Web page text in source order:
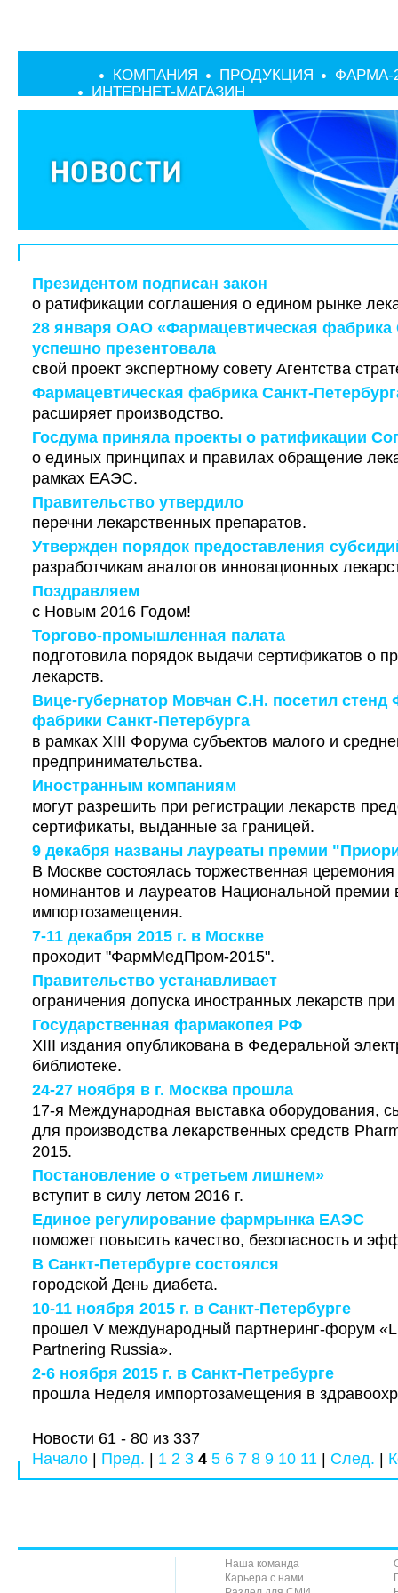
КОМПАНИЯ ПРОДУКЦИЯ
ФАРМА-
ИНТЕРНЕТ-МАГАЗИН
Президентом подписан закон
о ратификации соглашения о едином рынке
28 января ОАО «Фармацевтическая фабрика
успешно презентовала
свой проект экспертному совету Агентства
Фармацевтическая фабрика Санкт-
расширяет производство.
Госдума приняла проекты о ратификации
о единых принципах и правилах обращение
рамках ЕАЭС.
Правительство утвердило
перечни лекарственных препаратов.
Утвержден порядок предоставления
разработчикам аналогов инновационных
Поздравляем
с Новым 2016 Годом!
Торгово-промышленная палата
подготовила порядок выдачи сертификатов о
лекарств.
Вице-губернатор Мовчан С.Н. посетил стенд
фабрики Санкт-Петербурга
в рамках XIII Форума субъектов малого и
предпринимательства.
Иностранным компаниям
могут разрешить при регистрации лекарств
сертификаты, выданные за границей.
9 декабря названы лауреаты премии
В Москве состоялась торжественная
номинантов и лауреатов Национальной премии
импортозамещения.
7-11 декабря 2015 г. в Москве
проходит "ФармМедПром-2015".
Правительство устанавливает
ограничения допуска иностранных лекарств при
Государственная фармакопея РФ
XIII издания опубликована в Федеральной
библиотеке.
24-27 ноября в г. Москва прошла
17-я Международная выставка оборудования,
для производства лекарственных средств
2015.
Постановление о «третьем лишнем»
вступит в силу летом 2016 г.
Единое регулирование фармрынка ЕАЭС
поможет повысить качество, безопасность и
В Санкт-Петербурге состоялся
городской День диабета.
10-11 ноября 2015 г. в Санкт-Петербурге
прошел V международный партнеринг-форум
Partnering Russia».
2-6 ноября 2015 г. в Санкт-Петребурге
прошла Неделя импортозамещения в
Новости 61 - 80 из 337
Начало
Пред. 1 2 3 4 5 6 7 8 9 10 11 След.
Наша команда
Карьера с нами